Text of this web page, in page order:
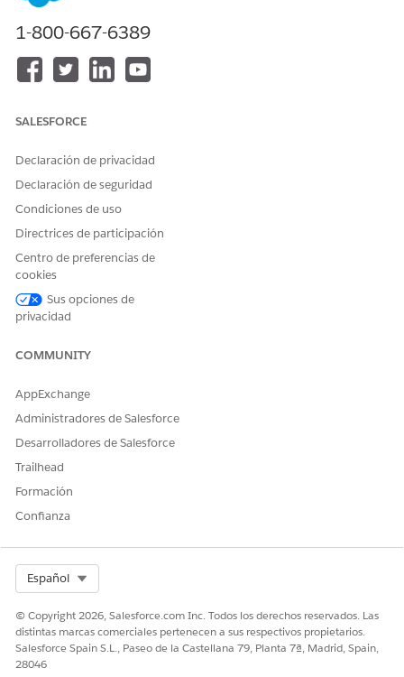
Disponible en: Lightning Experience
Disponible en: Ediciones
Unlimited
donde Financial Services Cloud está activado
Antes de conectarse a MuleSoft y activar la integración, active
el parámetro para recuperar información de cuentas
principal externo. Cuando se desactiva esta configuración, se
recupera la información de cuenta de Salesforce. Consulte
Activar información de cuenta financiera
Empiece a trabajar con integraciones de Financial Services
conectando Salesforce con sistemas de banca externa
Ayuda de Salesforce: Activar información de cuenta
financiera en tiempo real
Ayuda de Salesforce: Configurar MuleSoft para la
Ayuda de Salesforce: API de integraciones de FSC
¿RESOLVIÓ ESTE ARTÍCULO SU PROBLEMA?
¡Háganos saber cómo podemos mejorar!
1-800-667-6389
SALESFORCE
Declaración de privacidad
Declaración de seguridad
Condiciones de uso
Directrices de participación
Centro de preferencias de
cookies
Sus opciones de
privacidad
COMMUNITY
AppExchange
Administradores de Salesforce
Desarrolladores de Salesforce
Trailhead
Formación
Confianza
Español
© Copyright 2026, Salesforce.com Inc. Todos los derechos reservados. Las
distintas marcas comerciales pertenecen a sus respectivos propietarios.
Salesforce Spain S.L., Paseo de la Castellana 79, Planta 7ª, Madrid, Spain,
28046